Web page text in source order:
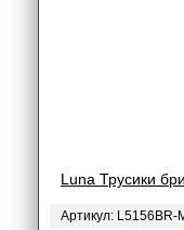
Luna Трусики
Артикул: L5156BR-